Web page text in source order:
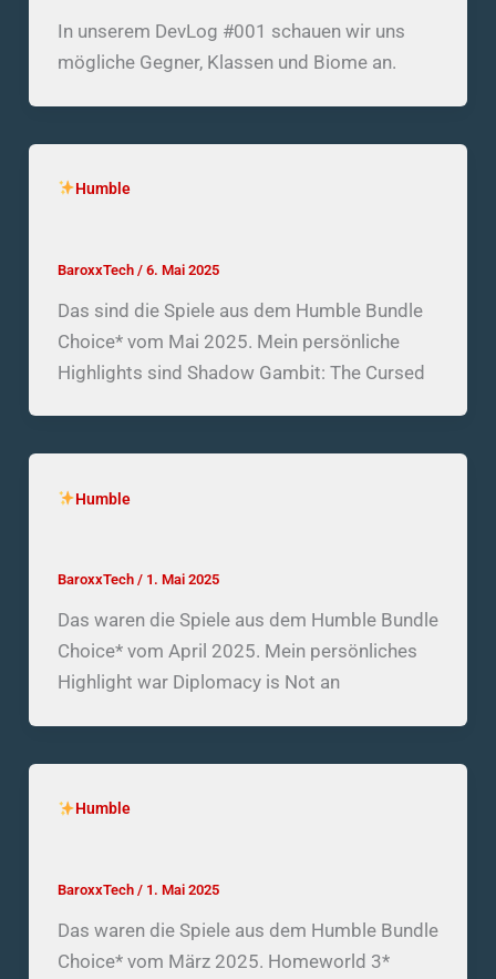
In unserem DevLog #001 schauen wir uns
mögliche Gegner, Klassen und Biome an.
Humble
BaroxxTech / 6. Mai 2025
Das sind die Spiele aus dem Humble Bundle
Choice* vom Mai 2025. Mein persönliche
Highlights sind Shadow Gambit: The Cursed
Humble
BaroxxTech / 1. Mai 2025
Das waren die Spiele aus dem Humble Bundle
Choice* vom April 2025. Mein persönliches
Highlight war Diplomacy is Not an
Humble
BaroxxTech / 1. Mai 2025
Das waren die Spiele aus dem Humble Bundle
Choice* vom März 2025. Homeworld 3*